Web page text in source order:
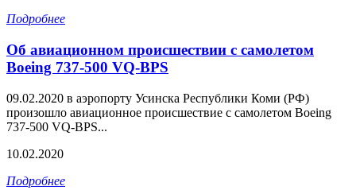
Подробнее
Об авиационном происшествии с самолетом
Boeing 737-500 VQ-BPS
09.02.2020 в аэропорту Усинска Республики Коми (РФ)
произошло авиационное происшествие с самолетом Boeing
737-500 VQ-BPS...
10.02.2020
Подробнее